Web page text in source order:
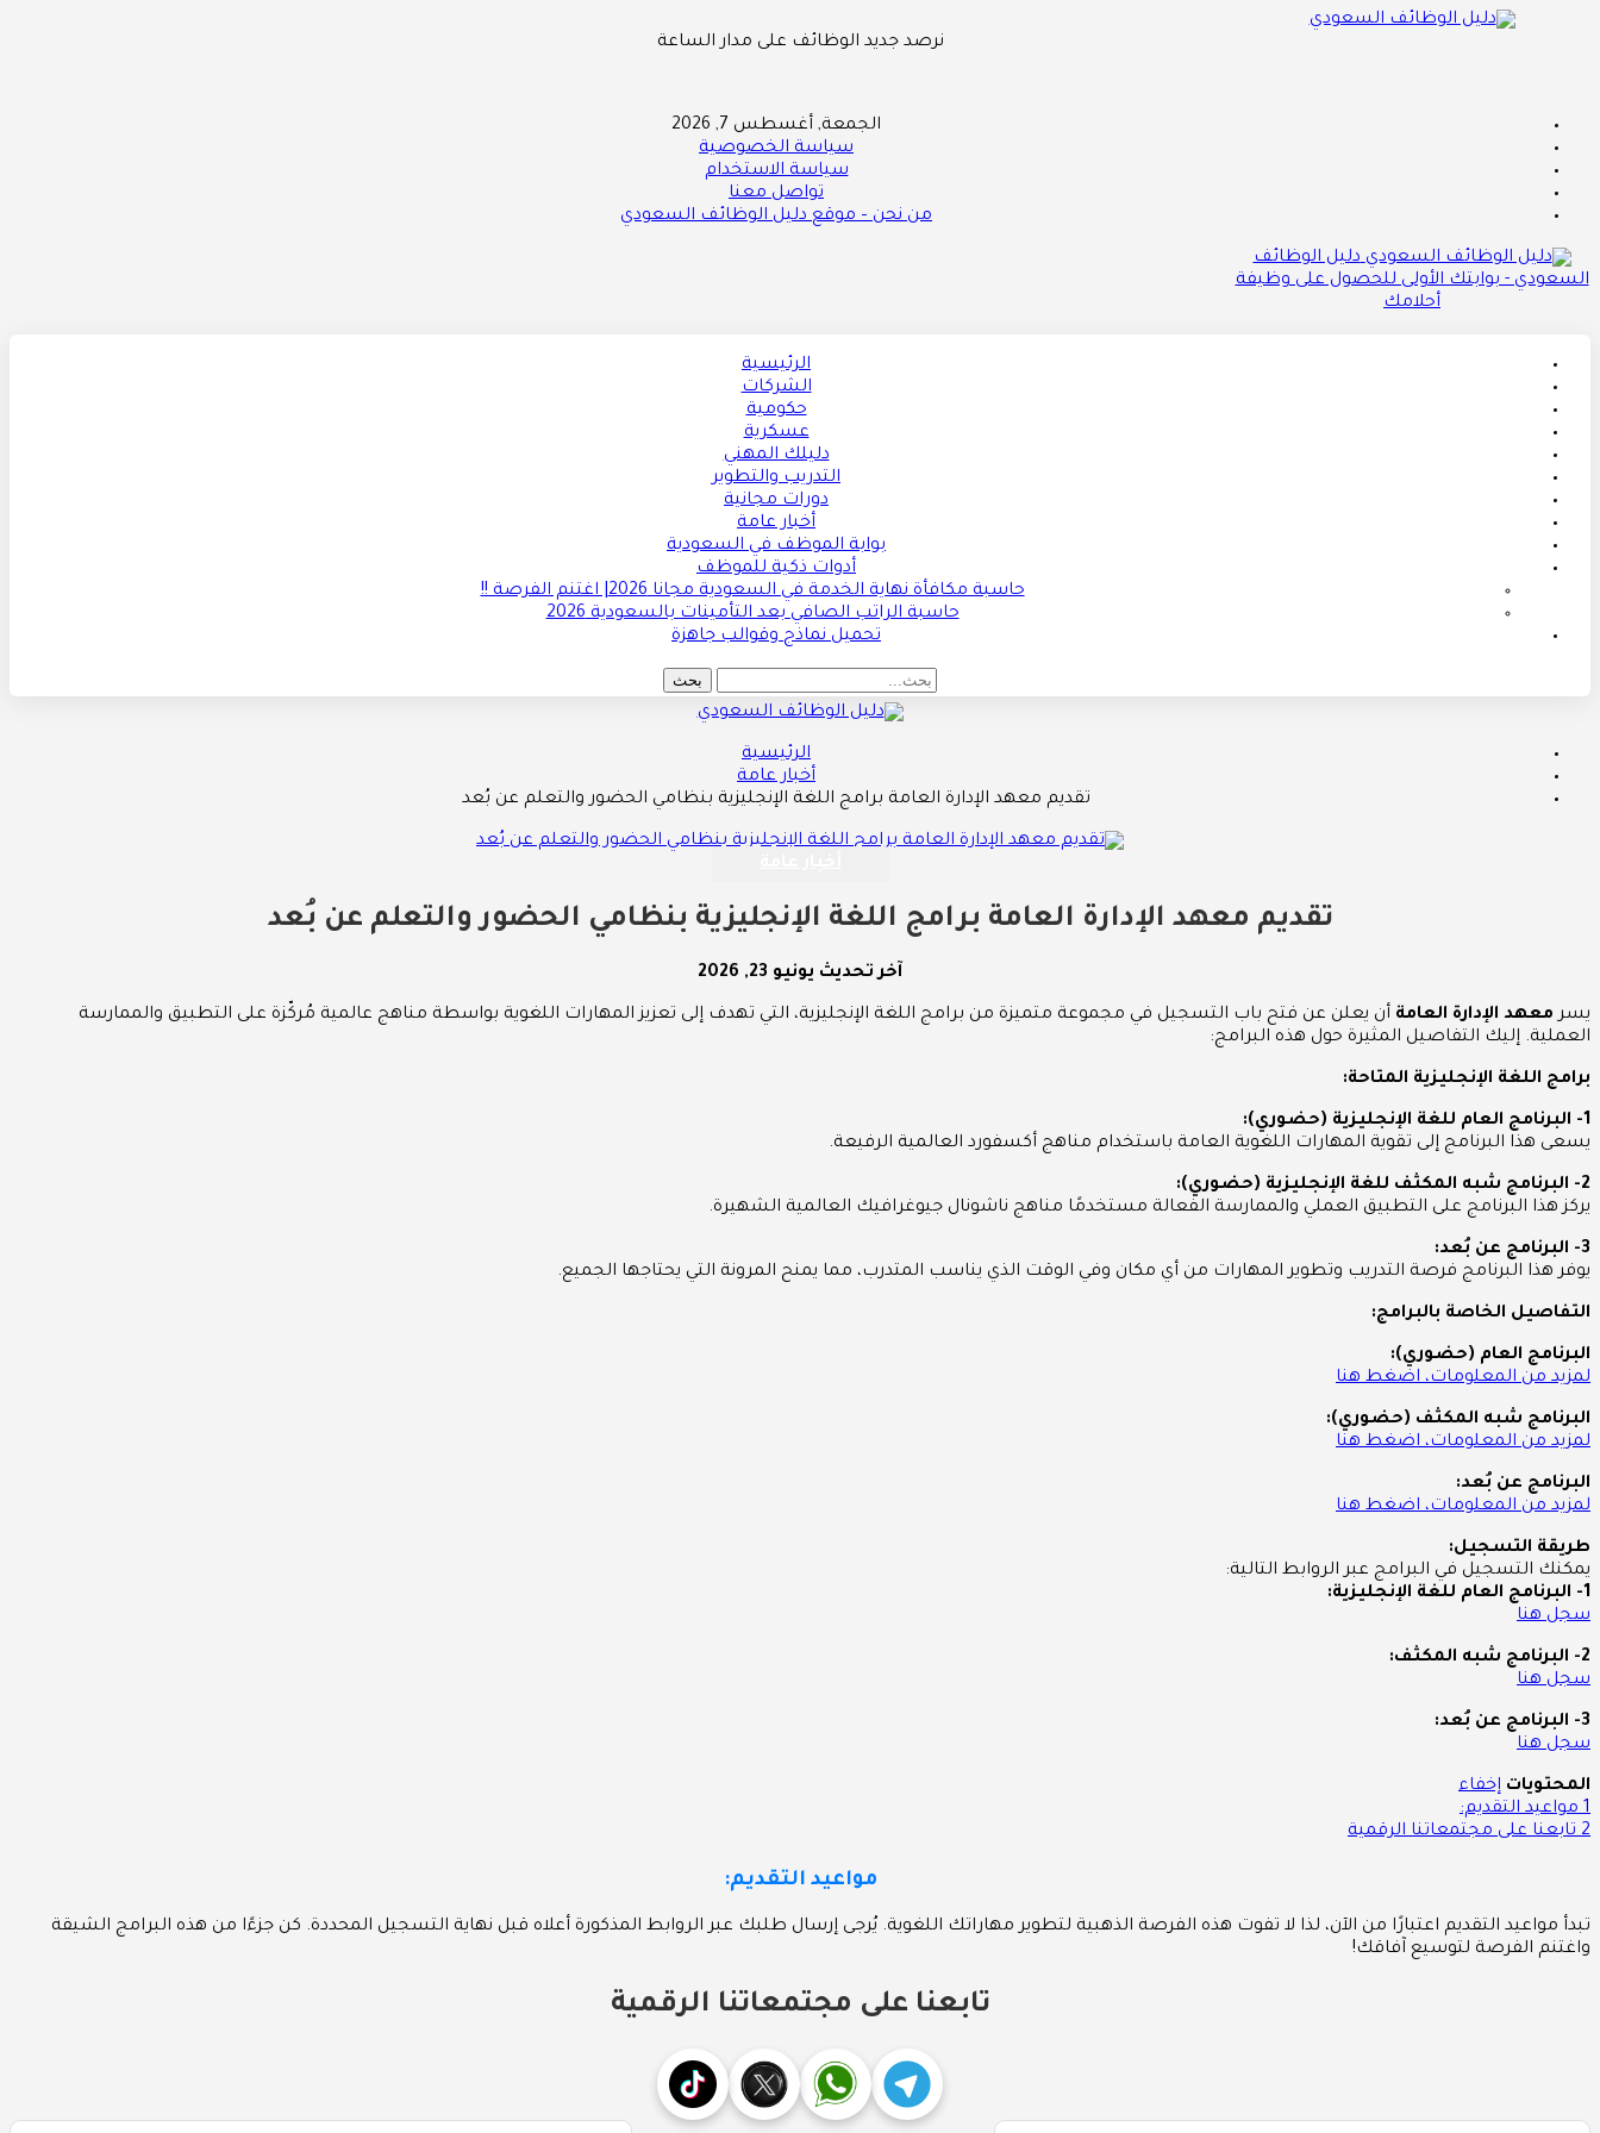
نرصد جديد الوظائف على مدار الساعة
الجمعة, أغسطس 7, 2026
سياسة الخصوصية
سياسة الاستخدام
تواصل معنا
من نحن – موقع دليل الوظائف السعودي
دليل الوظائف
السعودي - بوابتك الأولى للحصول على وظيفة
أحلامك
الرئيسية
الشركات
حكومية
عسكرية
دليلك المهني
التدريب والتطوير
دورات مجانية
أخبار عامة
بوابة الموظف في السعودية
أدوات ذكية للموظف
حاسبة مكافأة نهاية الخدمة في السعودية مجانا 2026| اغتنم الفرصة !!
حاسبة الراتب الصافي بعد التأمينات بالسعودية 2026
تحميل نماذج وقوالب جاهزة
الرئيسية
أخبار عامة
تقديم معهد الإدارة العامة برامج اللغة الإنجليزية بنظامي الحضور والتعلم عن بُعد
تقديم معهد الإدارة العامة برامج اللغة الإنجليزية بنظامي الحضور والتعلم عن بُعد
آخر تحديث يونيو 23, 2026
يسر معهد الإدارة العامة أن يعلن عن فتح باب التسجيل في مجموعة متميزة من برامج اللغة الإنجليزية، التي تهدف إلى تعزيز المهارات اللغوية بواسطة مناهج عالمية مُركّزة على التطبيق والممارسة
العملية. إليك التفاصيل المثيرة حول هذه البرامج:
برامج اللغة الإنجليزية المتاحة:
1- البرنامج العام للغة الإنجليزية (حضوري):
يسعى هذا البرنامج إلى تقوية المهارات اللغوية العامة باستخدام مناهج أكسفورد العالمية الرفيعة.
2- البرنامج شبه المكثف للغة الإنجليزية (حضوري):
يركز هذا البرنامج على التطبيق العملي والممارسة الفعالة مستخدمًا مناهج ناشونال جيوغرافيك العالمية الشهيرة.
3- البرنامج عن بُعد:
يوفر هذا البرنامج فرصة التدريب وتطوير المهارات من أي مكان وفي الوقت الذي يناسب المتدرب، مما يمنح المرونة التي يحتاجها الجميع.
التفاصيل الخاصة بالبرامج:
البرنامج العام (حضوري):
لمزيد من المعلومات، اضغط هنا
البرنامج شبه المكثف (حضوري):
لمزيد من المعلومات، اضغط هنا
البرنامج عن بُعد:
لمزيد من المعلومات، اضغط هنا
طريقة التسجيل:
يمكنك التسجيل في البرامج عبر الروابط التالية:
1- البرنامج العام للغة الإنجليزية:
سجل هنا
2- البرنامج شبه المكثف:
سجل هنا
3- البرنامج عن بُعد:
سجل هنا
المحتويات إخفاء
1 مواعيد التقديم:
2 تابعنا على مجتمعاتنا الرقمية
مواعيد التقديم:
تبدأ مواعيد التقديم اعتبارًا من الآن، لذا لا تفوت هذه الفرصة الذهبية لتطوير مهاراتك اللغوية. يُرجى إرسال طلبك عبر الروابط المذكورة أعلاه قبل نهاية التسجيل المحددة. كن جزءًا من هذه البرامج الشيقة
واغتنم الفرصة لتوسيع آفاقك!
تابعنا على مجتمعاتنا الرقمية